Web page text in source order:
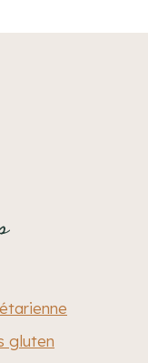
gluten